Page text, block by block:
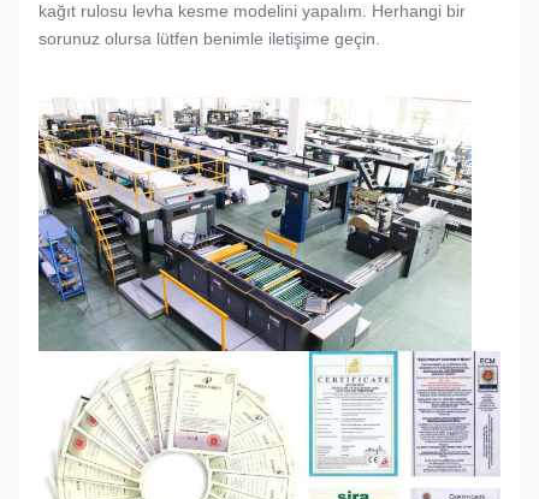
kağıt rulosu levha kesme modelini yapalım. Herhangi bir
sorunuz olursa lütfen benimle iletişime geçin.